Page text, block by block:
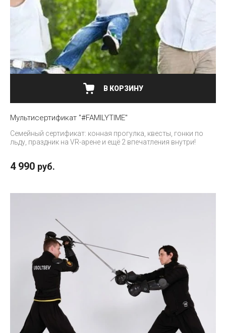
В КОРЗИНУ
Мультисертификат "#FAMILYTIME"
Семейный сертификат: конная прогулка, квесты, гонки по
льду, праздник на VR-арене и ещё 2 впечатления внутри!
4 990 руб.